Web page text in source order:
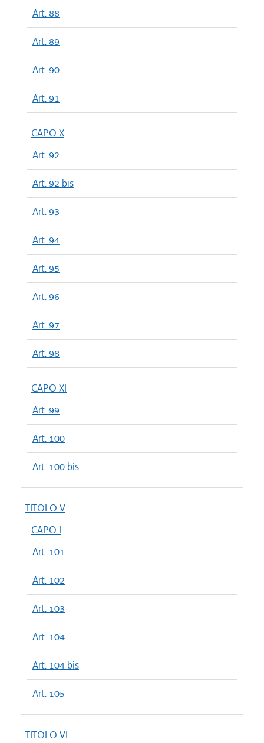
Art. 88
Art. 89
Art. 90
Art. 91
CAPO X
Art. 92
Art. 92 bis
Art. 93
Art. 94
Art. 95
Art. 96
Art. 97
Art. 98
CAPO XI
Art. 99
Art. 100
Art. 100 bis
TITOLO V
CAPO I
Art. 101
Art. 102
Art. 103
Art. 104
Art. 104 bis
Art. 105
TITOLO VI